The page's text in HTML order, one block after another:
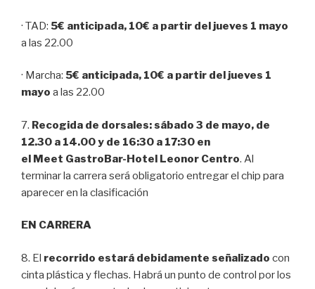
· TAD: 5€ anticipada, 10€ a partir del jueves 1 mayo
a las 22.00
· Marcha: 5€ anticipada, 10€ a partir del jueves 1
mayo a las 22.00
7. Recogida de dorsales: sábado 3 de mayo, de
12.30 a 14.00 y de 16:30 a 17:30 en
el Meet GastroBar-Hotel Leonor Centro. Al
terminar la carrera será obligatorio entregar el chip para
aparecer en la clasificación
EN CARRERA
8. El recorrido estará debidamente señalizado con
cinta plástica y flechas. Habrá un punto de control por los